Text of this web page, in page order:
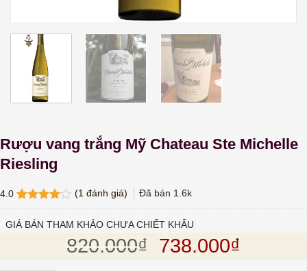
Rượu vang trắng Mỹ Chateau Ste Michelle
Riesling
4.0
5 dựa
(1đánh giá) Đã bán 1.6k
GIÁ BÁN THAM KHẢO CHƯA CHIẾT KHẤU
820.000₫ Giá gốc là:
738.000₫